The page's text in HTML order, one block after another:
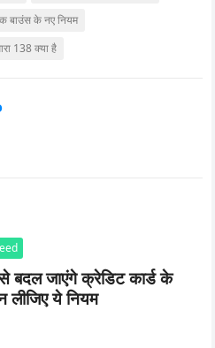
बाउंस के नए नियम
138 क्या है
बदल जाएंगे क्रेडिट कार्ड के
लीजिए ये नियम